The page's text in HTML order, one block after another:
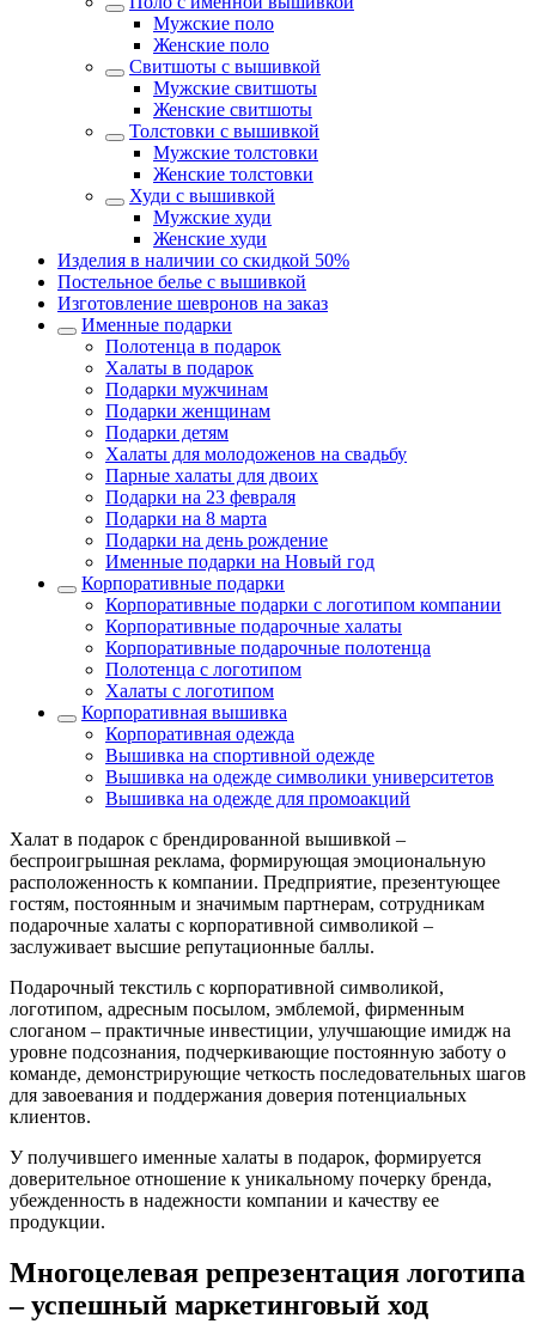
Мужские поло
Женские поло
Свитшоты с вышивкой
Мужские свитшоты
Женские свитшоты
Толстовки с вышивкой
Мужские толстовки
Женские толстовки
Худи с вышивкой
Мужские худи
Женские худи
Изделия в наличии со скидкой 50%
Постельное белье с вышивкой
Изготовление шевронов на заказ
Именные подарки
Полотенца в подарок
Халаты в подарок
Подарки мужчинам
Подарки женщинам
Подарки детям
Халаты для молодоженов на свадьбу
Парные халаты для двоих
Подарки на 23 февраля
Подарки на 8 марта
Подарки на день рождение
Именные подарки на Новый год
Корпоративные подарки
Корпоративные подарки с логотипом компании
Корпоративные подарочные халаты
Корпоративные подарочные полотенца
Полотенца с логотипом
Халаты с логотипом
Корпоративная вышивка
Корпоративная одежда
Вышивка на спортивной одежде
Вышивка на одежде символики университетов
Вышивка на одежде для промоакций
Халат в подарок с брендированной вышивкой –
беспроигрышная реклама, формирующая эмоциональную
расположенность к компании. Предприятие, презентующее
гостям, постоянным и значимым партнерам, сотрудникам
подарочные халаты с корпоративной символикой –
заслуживает высшие репутационные баллы.
Подарочный текстиль с корпоративной символикой,
логотипом, адресным посылом, эмблемой, фирменным
слоганом – практичные инвестиции, улучшающие имидж на
уровне подсознания, подчеркивающие постоянную заботу о
команде, демонстрирующие четкость последовательных шагов
для завоевания и поддержания доверия потенциальных
клиентов.
У получившего именные халаты в подарок, формируется
доверительное отношение к уникальному почерку бренда,
убежденность в надежности компании и качеству ее
продукции.
Многоцелевая репрезентация логотипа
– успешный маркетинговый ход